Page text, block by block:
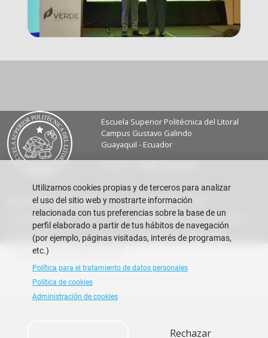
Escuela Superior Politécnica del Litoral
Campus Gustavo Galindo
Guayaquil - Ecuador
Buzón de sugerencias
Contáctanos
Correo FIEC
Repositorio FIEC
Resoluciones Académicas
Trabajos y Pasantías
Copyright © 2026 ESPOL
Utilizamos cookies propias y de terceros para analizar
el uso del sitio web y mostrarte información
relacionada con tus preferencias sobre la base de un
perfil elaborado a partir de tus hábitos de navegación
(por ejemplo, páginas visitadas, interés de programas,
etc.)
Política para el tratamiento de datos personales
Política de cookies
Administración de cookies
Rechazar